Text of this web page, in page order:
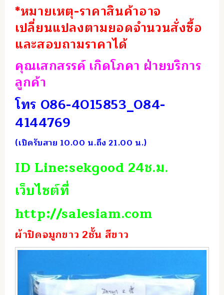
*หมายเหตุ-ราคาสินค้าอาจ
เปลี่ยนแปลงตามยอดจำนวนสั่งซื้อ
และสอบถามราคาได้
คุณเสกสรรค์ เกิดโภคา ฝ่ายบริการ
ลูกค้า
โทร 086-4015853_084-
4144769
(เปิดรับสาย 10.00 น.ถึง 21.00 น.)
ID Line:sekgood 24ช.ม.
เว็บไซต์ที่
http://salesiam.com
ผ้าปิดจมูกขาว 2ชั้น สีขาว